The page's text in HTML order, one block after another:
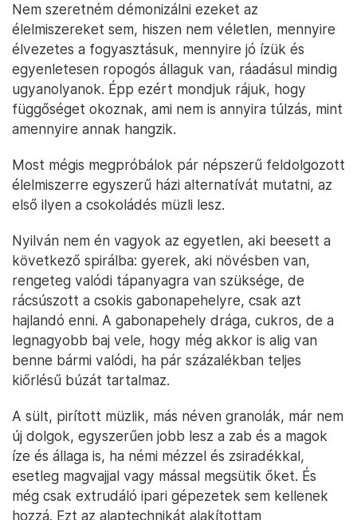
Nem szeretném démonizálni ezeket az
élelmiszereket sem, hiszen nem véletlen, mennyire
élvezetes a fogyasztásuk, mennyire jó ízük és
egyenletesen ropogós állaguk van, ráadásul mindig
ugyanolyanok. Épp ezért mondjuk rájuk, hogy
függőséget okoznak, ami nem is annyira túlzás, mint
amennyire annak hangzik.
Most mégis megpróbálok pár népszerű feldolgozott
élelmiszerre egyszerű házi alternatívát mutatni, az
első ilyen a csokoládés müzli lesz.
Nyilván nem én vagyok az egyetlen, aki beesett a
következő spirálba: gyerek, aki növésben van,
rengeteg valódi tápanyagra van szüksége, de
rácsúszott a csokis gabonapehelyre, csak azt
hajlandó enni. A gabonapehely drága, cukros, de a
legnagyobb baj vele, hogy még akkor is alig van
benne bármi valódi, ha pár százalékban teljes
kiőrlésű búzát tartalmaz.
A sült, pirított müzlik, más néven granolák, már nem
új dolgok, egyszerűen jobb lesz a zab és a magok
íze és állaga is, ha némi mézzel és zsiradékkal,
esetleg magvajjal vagy mással megsütik őket. És
még csak extrudáló ipari gépezetek sem kellenek
hozzá. Ezt az alaptechnikát alakítottam